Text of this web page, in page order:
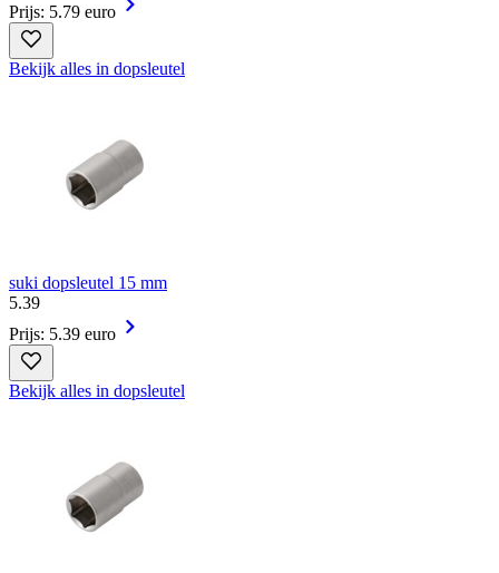
Prijs: 5.79 euro
Bekijk alles in dopsleutel
suki dopsleutel 15 mm
5.39
Prijs: 5.39 euro
Bekijk alles in dopsleutel